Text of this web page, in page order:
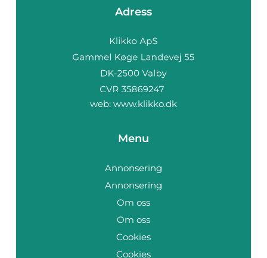
Adress
web: www.klikko.dk
Menu
Annonsering
Annonsering
Om oss
Om oss
Cookies
Cookies